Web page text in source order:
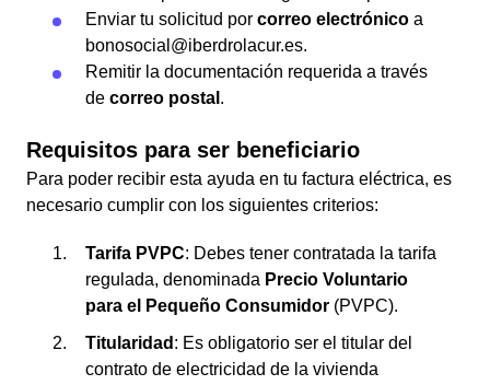
Enviar tu solicitud por correo electrónico a
bonosocial@iberdrolacur.es.
Remitir la documentación requerida a través
de correo postal .
Requisitos para ser beneficiario
Para poder recibir esta ayuda en tu factura eléctrica, es
necesario cumplir con los siguientes criterios:
Tarifa PVPC: Debes tener contratada la tarifa
regulada, denominada Precio Voluntario
para el Pequeño Consumidor (PVPC).
Titularidad : Es obligatorio ser el titular del
contrato de electricidad de la vivienda